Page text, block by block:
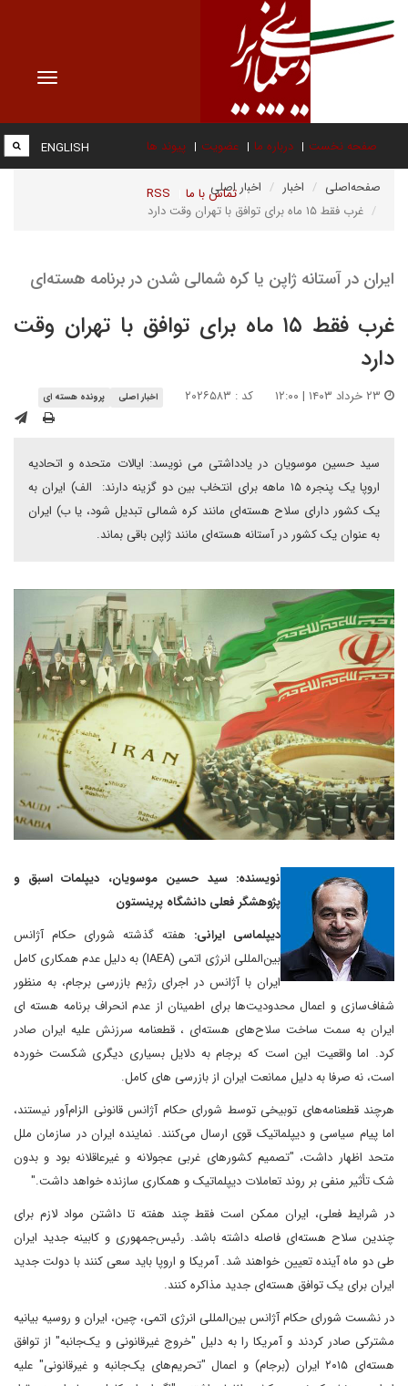
Toggle
صفحه نخست درباره ما عضویت پیوند ها
تماس با ما RSS
ENGLISH
صفحه‌اصلی اخبار
اخبار اصلی
غرب فقط ۱۵ ماه برای توافق با تهران وقت دارد
ایران در آستانه ژاپن یا کره شمالی شدن در برنامه هسته‌ای
غرب فقط ۱۵ ماه برای توافق با تهران وقت
دارد
کد : ۲۰۲۶۵۸۳ اخبار اصلی پرونده هسته ای
سید حسین موسویان در یادداشتی می نویسد: ایالات متحده و اتحادیه
اروپا یک پنجره ۱۵ ماهه برای انتخاب بین دو گزینه دارند: الف) ایران به
یک کشور دارای سلاح هسته‌ای مانند کره شمالی تبدیل شود، یا ب) ایران
به عنوان یک کشور در آستانه هسته‌ای مانند ژاپن باقی بماند.
نویسنده: سید حسین موسویان، دیپلمات اسبق و
پژوهشگر فعلی دانشگاه پرینستون
دیپلماسی ایرانی: هفته گذشته شورای حکام آژانس
بین‌المللی انرژی اتمی (IAEA) به دلیل عدم همکاری کامل
ایران با آژانس در اجرای رژیم بازرسی برجام، به منظور
شفاف‌سازی و اعمال محدودیت‌ها برای اطمینان از عدم انحراف برنامه هسته ای
ایران به سمت ساخت سلاح‌های هسته‌ای ، قطعنامه سرزنش علیه ایران صادر
کرد. اما واقعیت این است که برجام به دلایل بسیاری دیگری شکست خورده
است، نه صرفا به دلیل ممانعت ایران از بازرسی های کامل.
هرچند قطعنامه‌های توبیخی توسط شورای حکام آژانس قانونی الزام‌آور نیستند،
اما پیام سیاسی و دیپلماتیک قوی ارسال می‌کنند. نماینده ایران در سازمان ملل
متحد اظهار داشت، "تصمیم کشورهای غربی عجولانه و غیرعاقلانه بود و بدون
شک تأثیر منفی بر روند تعاملات دیپلماتیک و همکاری سازنده خواهد داشت."
در شرایط فعلی، ایران ممکن است فقط چند هفته تا داشتن مواد لازم برای
چندین سلاح هسته‌ای فاصله داشته باشد. رئیس‌جمهوری و کابینه جدید ایران
طی دو ماه آینده تعیین خواهند شد. آمریکا و اروپا باید سعی کنند با دولت جدید
ایران برای یک توافق هسته‌ای جدید مذاکره کنند.
در نشست شورای حکام آژانس بین‌المللی انرژی اتمی، چین، ایران و روسیه بیانیه
مشترکی صادر کردند و آمریکا را به دلیل "خروج غیرقانونی و یک‌جانبه" از توافق
هسته‌ای ۲۰۱۵ ایران (برجام) و اعمال "تحریم‌های یک‌جانبه و غیرقانونی" علیه